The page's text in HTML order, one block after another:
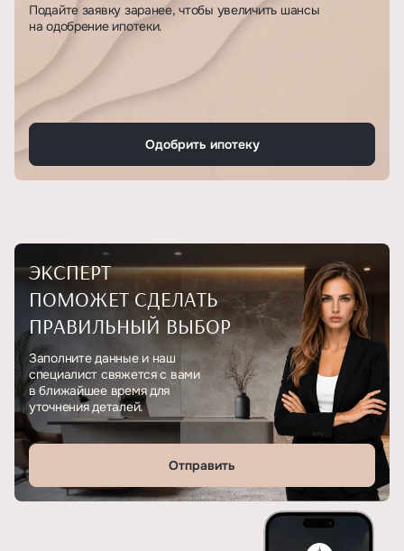
Подайте заявку заранее, чтобы увеличить шансы
на одобрение ипотеки.
Одобрить ипотеку
ЭКСПЕРТ
ПОМОЖЕТ СДЕЛАТЬ
ПРАВИЛЬНЫЙ ВЫБОР
Заполните данные и наш
специалист свяжется с вами
в ближайшее время для
уточнения деталей.
Отправить